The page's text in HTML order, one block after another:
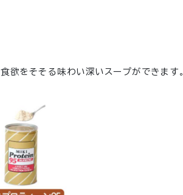
欲をそそる味わい深いスープができます。